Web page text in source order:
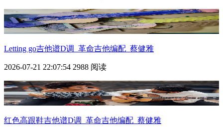
Letting go吉他谱D调_革命吉他编配_蔡健雅
2026-07-21 22:07:54 2988 阅读
红色高跟鞋吉他谱D调_革命吉他编配_蔡健雅